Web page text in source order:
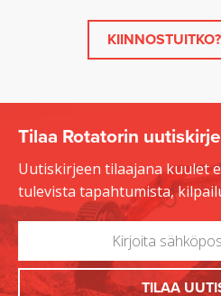
Tilaa Rotatorin uutiskirje
Uutiskirjeen tilaajana kuulet
tulevista tapahtumista,